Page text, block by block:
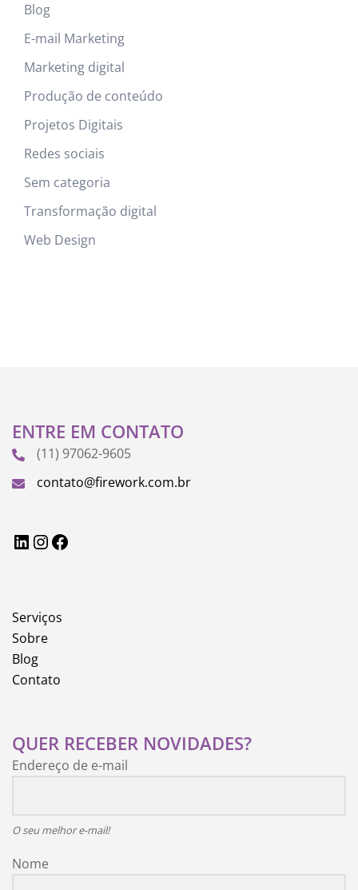
Blog
E-mail Marketing
Marketing digital
Produção de conteúdo
Projetos Digitais
Redes sociais
Sem categoria
Transformação digital
Web Design
ENTRE EM CONTATO
(11) 97062-9605
contato@firework.com.br
LinkedInInstagram
Serviços
Sobre
Blog
Contato
QUER RECEBER NOVIDADES?
Endereço de e-mail
O seu melhor e-mail!
Nome